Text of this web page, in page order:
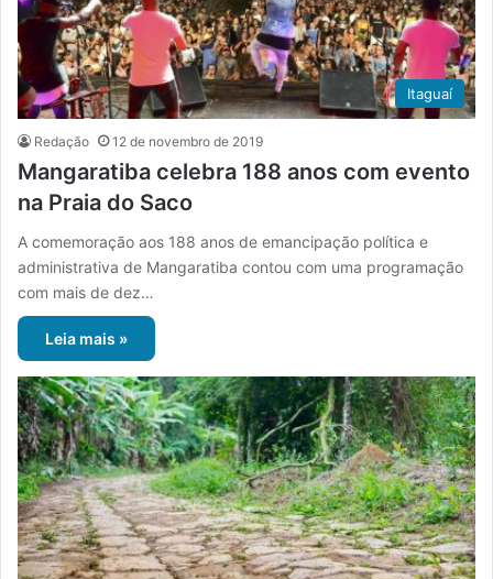
Itaguaí
Redação 12 de novembro de 2019
Mangaratiba celebra 188 anos com evento
na Praia do Saco
A comemoração aos 188 anos de emancipação política e
administrativa de Mangaratiba contou com uma programação
com mais de dez…
Leia mais »